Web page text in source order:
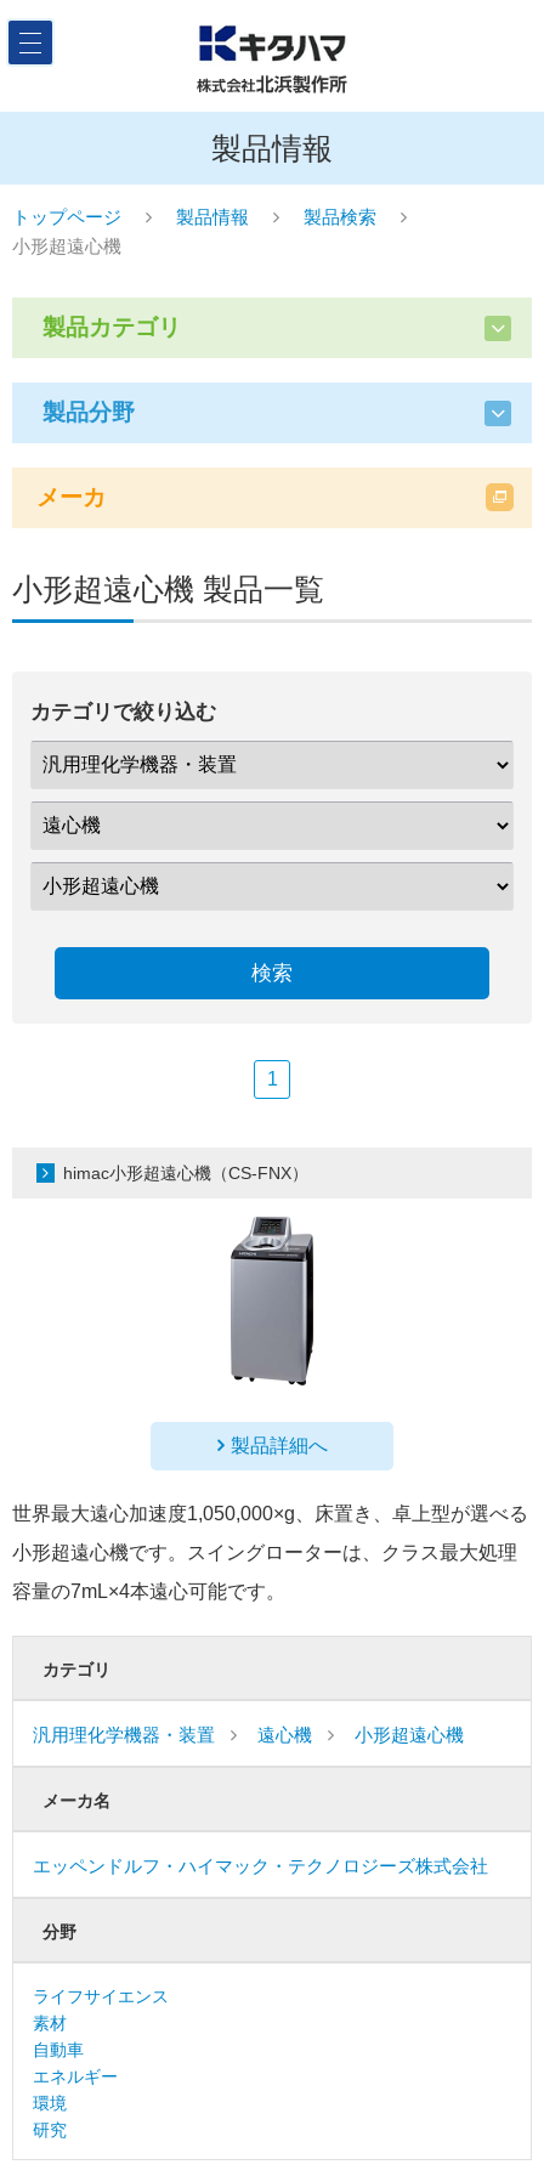
製品情報
トップページ 製品情報
製品検索
小形超遠心機
製品カテゴリ
製品分野
メーカ
小形超遠心機 製品一覧
カテゴリで絞り込む
検索
1
himac小形超遠心機（CS-FNX）
製品詳細へ
世界最大遠心加速度1,050,000×g、床置き、卓上型が選べる
小形超遠心機です。スイングローターは、クラス最大処理
容量の7mL×4本遠心可能です。
カテゴリ
汎用理化学機器・装置 遠心機 小形超遠心機
メーカ名
エッペンドルフ・ハイマック・テクノロジーズ株式会社
分野
ライフサイエンス
素材
自動車
エネルギー
環境
研究